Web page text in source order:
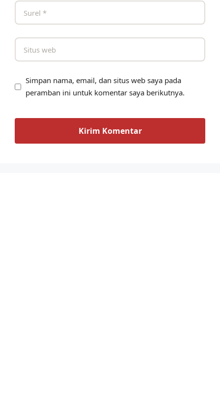
Simpan nama, email, dan situs web saya pada
peramban ini untuk komentar saya berikutnya.